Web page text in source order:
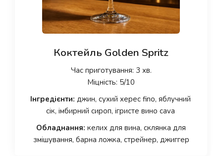
Коктейль Golden Spritz
Час приготування: 3 хв.
Міцність: 5/10
Інгредієнти: джин, сухий херес fino, яблучний
сік, імбирний сироп, ігристе вино cava
Обладнання: келих для вина, склянка для
змішування, барна ложка, стрейнер, джиггер